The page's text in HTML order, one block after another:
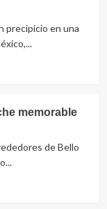
precipicio en una
memorable
de Bello